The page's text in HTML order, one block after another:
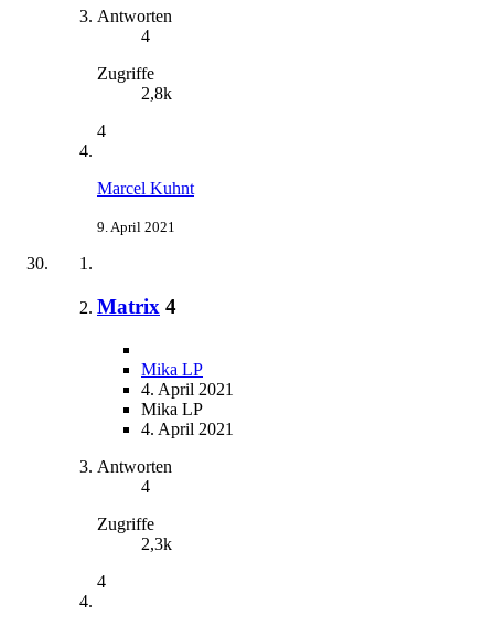
Antworten
4
Zugriffe
2,8k
4
Marcel Kuhnt
9. April 2021
Matrix 4
Mika LP
4. April 2021
Mika LP
4. April 2021
Antworten
4
Zugriffe
2,3k
4